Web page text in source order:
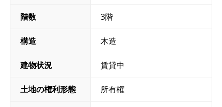
階数 3階
構造 木造
建物状況 賃貸中
土地の権利形態 所有権